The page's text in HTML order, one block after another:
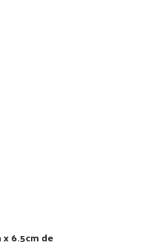
6.5cm de